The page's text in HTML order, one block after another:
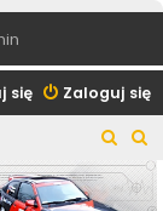
Zaloguj się
się
z
u
z
u